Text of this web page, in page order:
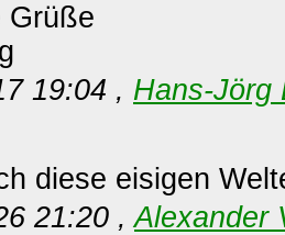
Grüße
19:04 , Hans-Jörg
diese eisigen
21:20 ,Alexander